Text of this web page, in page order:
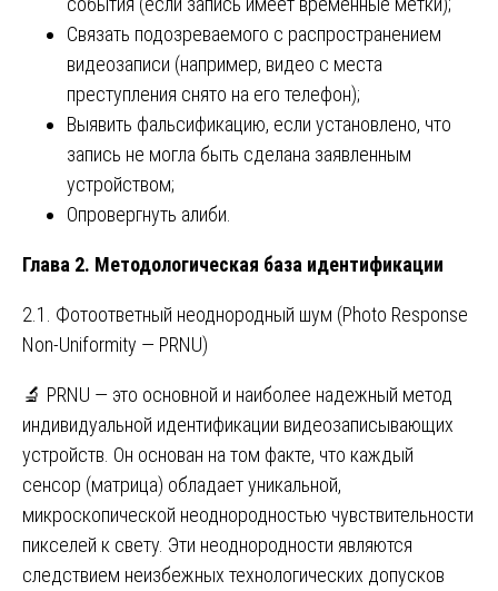
Связать подозреваемого с распространением
видеозаписи (например, видео с места
преступления снято на его телефон);
Выявить фальсификацию, если установлено, что
запись не могла быть сделана заявленным
устройством;
Опровергнуть алиби.
Глава 2. Методологическая база идентификации
2.1. Фотоответный неоднородный шум (Photo Response
Non-Uniformity — PRNU)
🔬 PRNU — это основной и наиболее надежный метод
индивидуальной идентификации видеозаписывающих
устройств. Он основан на том факте, что каждый
сенсор (матрица) обладает уникальной,
микроскопической неоднородностью чувствительности
пикселей к свету. Эти неоднородности являются
следствием неизбежных технологических допусков